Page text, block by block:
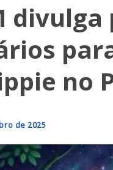
no
de 2025